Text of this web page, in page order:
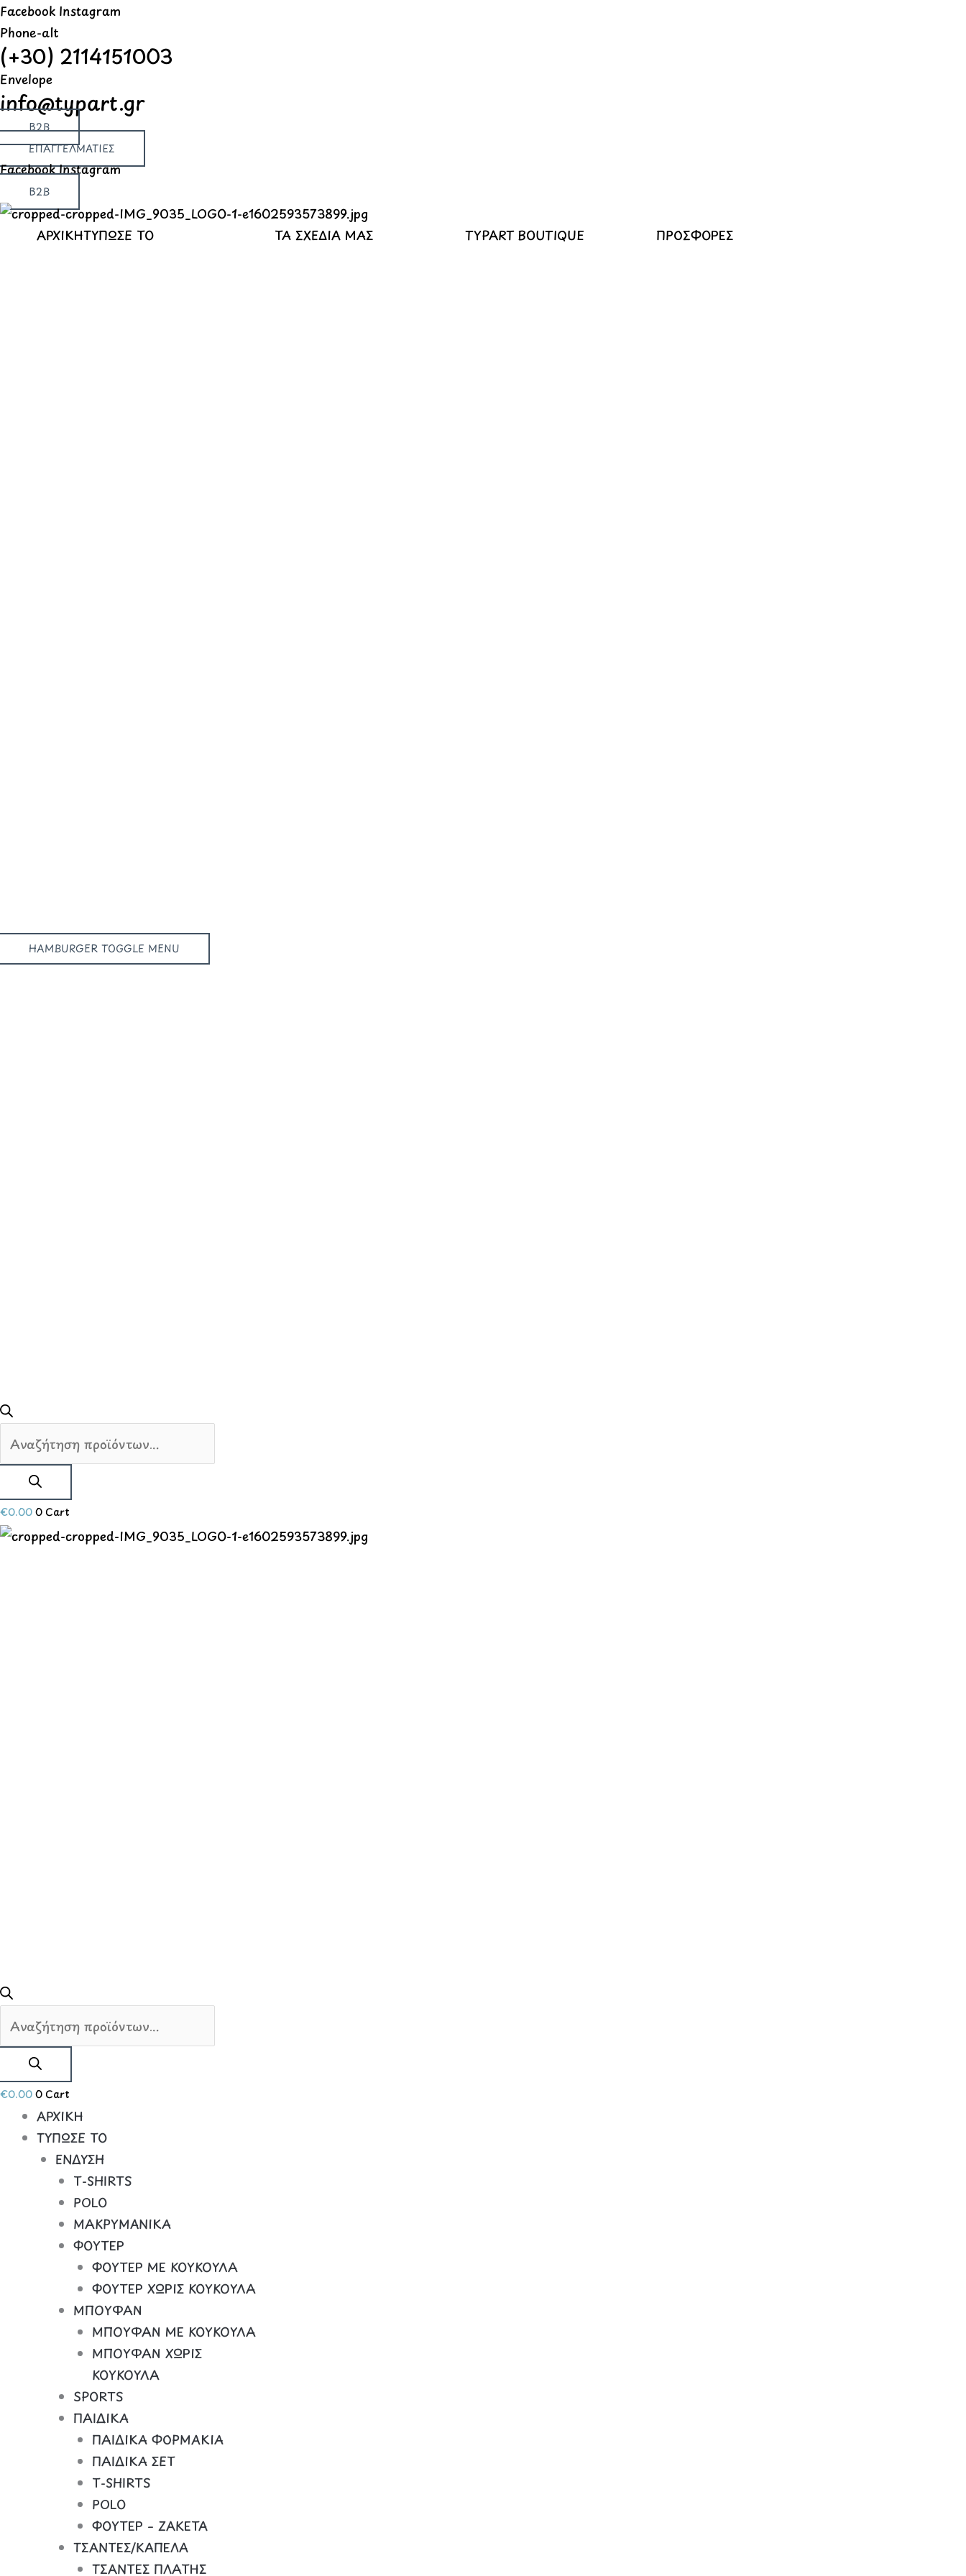
Μετάβαση
στο
περιεχόμενο
Facebook Instagram
Phone-alt
(+30) 2114151003
Envelope
info@typart.gr
B2B
ΕΠΑΓΓΕΛΜΑΤΙΕΣ
FacebookInstagram
B2B
ΑΡΧΙΚΗΤΥΠΩΣΕ ΤΟ ΤΑ ΣΧΕΔΙΑ ΜΑΣ TYPART BOUTIQUE ΠΡΟΣΦΟΡΕΣ
HAMBURGER TOGGLE MENU
Products
search
€0.000 Cart
Products
search
€0.000 Cart
ΑΡΧΙΚΗ
ΤΥΠΩΣΕ ΤΟ
ΕΝΔΥΣΗ
Τ-SHIRTS
POLO
ΜΑΚΡΥΜΑΝΙΚΑ
ΦΟΥΤΕΡ
ΦΟΥΤΕΡ ΜΕ ΚΟΥΚΟΥΛΑ
ΦΟΥΤΕΡ ΧΩΡΙΣ ΚΟΥΚΟΥΛΑ
ΜΠΟΥΦΑΝ
ΜΠΟΥΦΑΝ ΜΕ ΚΟΥΚΟΥΛΑ
ΜΠΟΥΦΑΝ ΧΩΡΙΣ
ΚΟΥΚΟΥΛΑ
SPORTS
ΠΑΙΔΙΚΑ
ΠΑΙΔΙΚΑ ΦΟΡΜΑΚΙΑ
ΠΑΙΔΙΚΑ ΣΕΤ
Τ-SHIRTS
POLO
ΦΟΥΤΕΡ – ΖΑΚΕΤΑ
ΤΣΑΝΤΕΣ/ΚΑΠΕΛΑ
ΤΣΑΝΤΕΣ ΠΛΑΤΗΣ
Products
search